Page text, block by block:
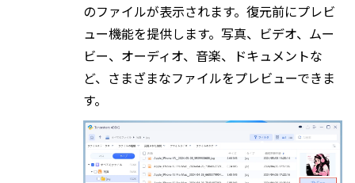
のファイルが表示されます。復元前にプレビ
ュー機能を提供します。写真、ビデオ、ムー
ビー、オーディオ、音楽、ドキュメントな
ど、さまざまなファイルをプレビューできま
す。